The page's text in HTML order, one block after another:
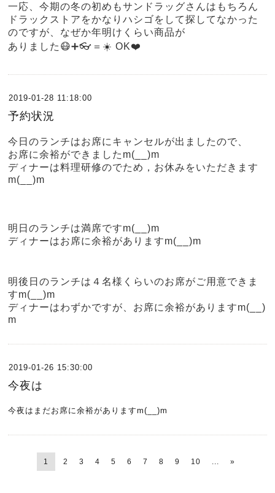
一応、今期の冬の初めもサンドラッグさんはもちろん
ドラックストアをかなりハシゴをして探してなかった
のですが、なぜか年明けくらい商品が
ありました😷➕👓＝☀️ OK❤️
2019-01-28 11:18:00
予約状況
今日のランチはお席にキャンセルが出ましたので、
お席に余裕ができましたm(__)m
ディナーは料理研修のでため，お休みをいただきます
m(__)m
明日のランチは満席ですm(__)m
ディナーはお席に余裕がありますm(__)m
明後日のランチは４名様くらいのお席がご用意できま
すm(__)m
ディナーはわずかですが、お席に余裕がありますm(__)
m
2019-01-26 15:30:00
今夜は
今夜はまだお席に余裕がありますm(__)m
1 2 3 4 5 6 7 8 9 10 »